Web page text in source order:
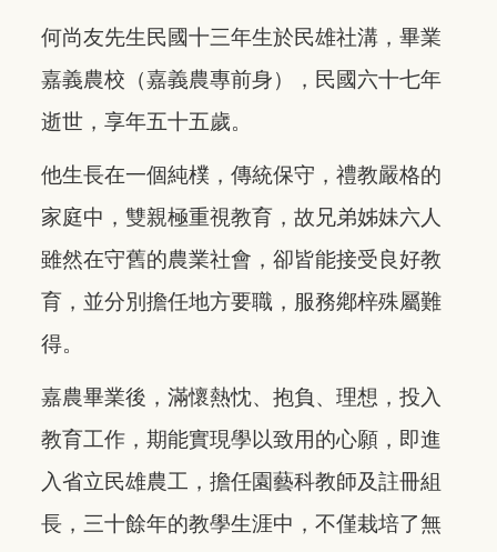
何尚友先生民國十三年生於民雄社溝，畢業
嘉義農校（嘉義農專前身），民國六十七年
逝世，享年五十五歲。
他生長在一個純樸，傳統保守，禮教嚴格的
家庭中，雙親極重視教育，故兄弟姊妹六人
雖然在守舊的農業社會，卻皆能接受良好教
育，並分別擔任地方要職，服務鄕梓殊屬難
得。
嘉農畢業後，滿懷熱忱、抱負、理想，投入
教育工作，期能實現學以致用的心願，即進
入省立民雄農工，擔任園藝科教師及註冊組
長，三十餘年的教學生涯中，不僅栽培了無